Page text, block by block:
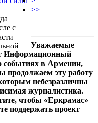
с
и
Как
в
>>
Уважаемые
Информационный
событиях в Армении,
продолжаем эту работу
небезразличны
журналистика.
чтобы «Еркрамас»
поддержать проект